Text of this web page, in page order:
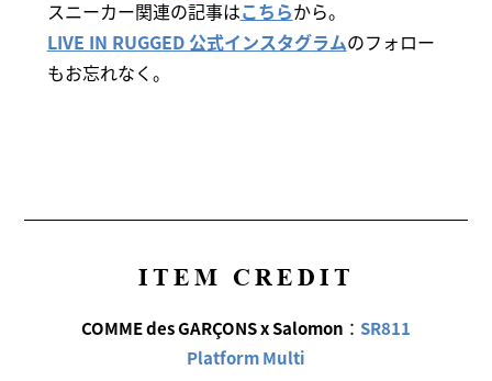
スニーカー関連の記事はこちらから。
LIVE IN RUGGED 公式インスタグラムのフォロー
もお忘れなく。
ITEM CREDIT
COMME des GARÇONS x Salomon ： SR811
Platform Multi